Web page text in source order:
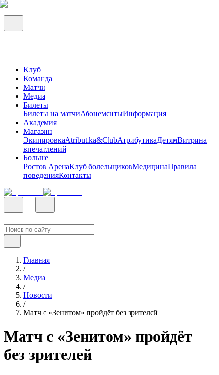
Клуб
Команда
Матчи
Медиа
Билеты
Билеты на матчиАбонементыИнформация
Академия
Магазин
ЭкипировкаAtributika&ClubАтрибутикаДетямВитрина
впечатлений
Больше
Ростов АренаКлуб болельщиковМедицинаПравила
поведенияКонтакты
Главная
/
Медиа
/
Новости
/
Матч с «Зенитом» пройдёт без зрителей
Матч с «Зенитом» пройдёт
без зрителей